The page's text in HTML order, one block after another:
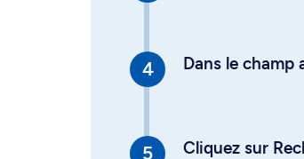
Dans le champ
Cliquez sur